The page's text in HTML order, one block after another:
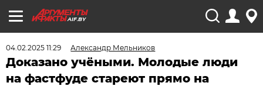
AIF.BY
04.02.2025 11:29 Александр Мельников
Доказано учёными. Молодые люди
на фастфуде стареют прямо на